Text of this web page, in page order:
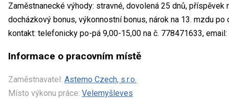
Zaměstnanecké výhody: stravné, dovolená 25 dnů, příspěvek
docházkový bonus, výkonnostní bonus, nárok na 13. mzdu
kontakt: telefonicky po-pá 9,00-15,00 na č. 778471633,
Informace o pracovním místě
Zaměstnavatel: Astemo Czech, s.r.o.
Místo výkonu práce: Velemyšleves